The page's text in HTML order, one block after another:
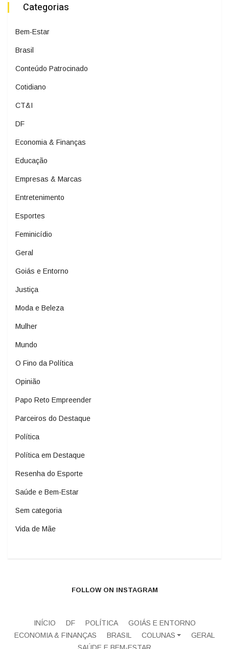
Categorias
Bem-Estar
Brasil
Conteúdo Patrocinado
Cotidiano
CT&I
DF
Economia & Finanças
Educação
Empresas & Marcas
Entretenimento
Esportes
Feminicídio
Geral
Goiás e Entorno
Justiça
Moda e Beleza
Mulher
Mundo
O Fino da Política
Opinião
Papo Reto Empreender
Parceiros do Destaque
Política
Política em Destaque
Resenha do Esporte
Saúde e Bem-Estar
Sem categoria
Vida de Mãe
FOLLOW ON INSTAGRAM
INÍCIO DF POLÍTICA
GOIÁS E ENTORNO
ECONOMIA & FINANÇAS
BRASIL COLUNAS
GERAL